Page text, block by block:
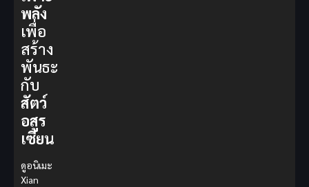
พลัง
เพื่อ
สร้าง
พันธะ
กับ
สัตว์
อสูร
เซียน
ดูอนิเมะ
Xian